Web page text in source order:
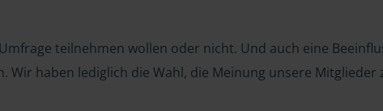
teilnehmen wollen oder nicht. Und auch eine
haben lediglich die Wahl, die Meinung unsere